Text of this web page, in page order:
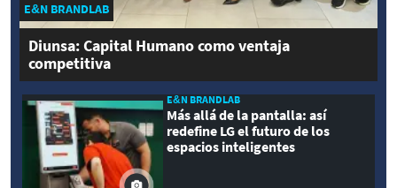
E&N BRANDLAB
Diunsa: Capital Humano como ventaja
competitiva
E&N BRANDLAB
Más allá de la pantalla: así
redefine LG el futuro de los
espacios inteligentes